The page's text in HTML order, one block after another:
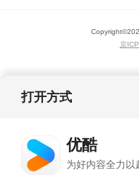
Copyright©
京
打开方式
优酷
为好内容全力以